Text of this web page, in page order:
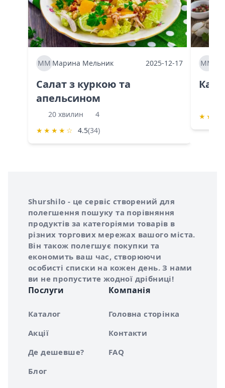
ММ Марина Мельник 2025-12-17
Салат з куркою та
апельсином
20 хвилин
4
★ ★ ★ ★ ☆ 4.5(34)
ММ
★ ★
Про сервіс Shurshilo
Shurshilo - це сервіс створений для
полегшення пошуку та порівняння
продуктів за категоріями товарів в
різних торгових мережах вашого міста.
Він також полегшує покупки та
економить ваш час, створюючи
особисті списки на кожен день. З нами
ви не пропустите жодної дрібниці!
Послуги
Каталог
Акції
Де дешевше?
Блог
Компанія
Головна сторінка
Контакти
FAQ